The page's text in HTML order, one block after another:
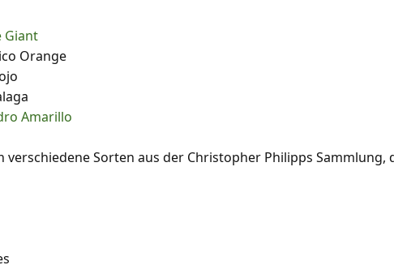
Giant
Orange
Amarillo
verschiedene Sorten aus der Christopher Philipps